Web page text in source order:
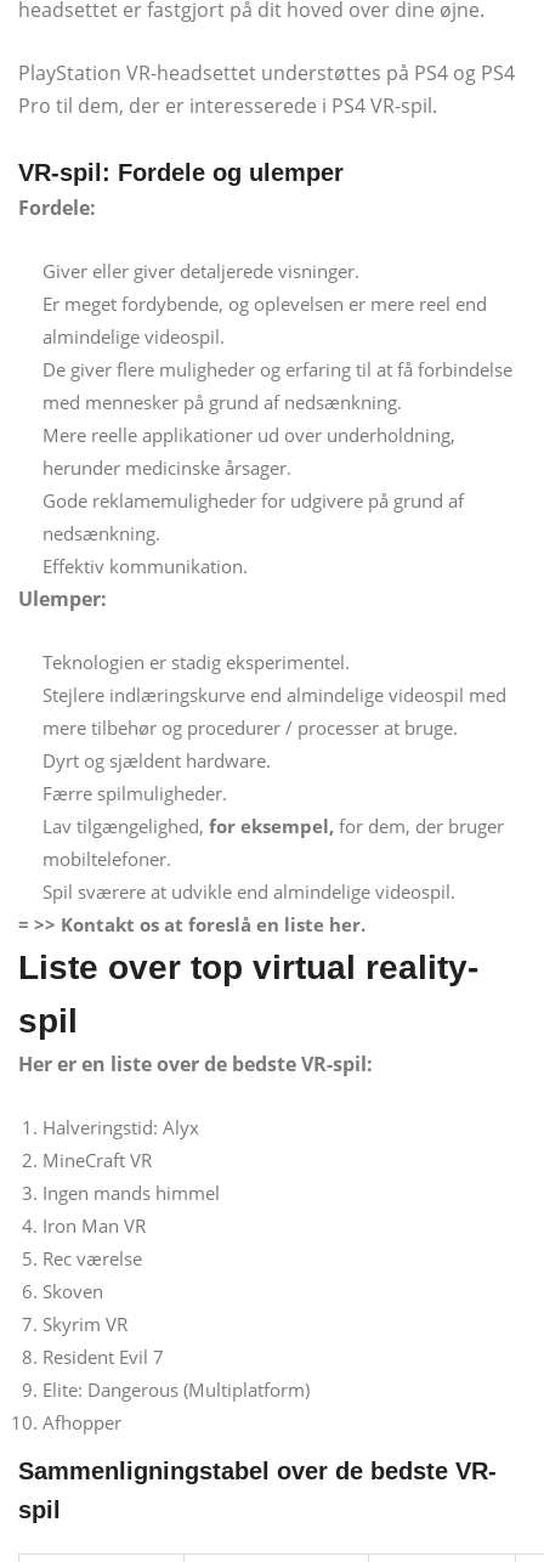
headsettet er fastgjort på dit hoved over dine øjne.
PlayStation VR-headsettet understøttes på PS4 og PS4
Pro til dem, der er interesserede i PS4 VR-spil.
VR-spil: Fordele og ulemper
Fordele:
Giver eller giver detaljerede visninger.
Er meget fordybende, og oplevelsen er mere reel end
almindelige videospil.
De giver flere muligheder og erfaring til at få forbindelse
med mennesker på grund af nedsænkning.
Mere reelle applikationer ud over underholdning,
herunder medicinske årsager.
Gode ​​reklamemuligheder for udgivere på grund af
nedsænkning.
Effektiv kommunikation.
Ulemper:
Teknologien er stadig eksperimentel.
Stejlere indlæringskurve end almindelige videospil med
mere tilbehør og procedurer / processer at bruge.
Dyrt og sjældent hardware.
Færre spilmuligheder.
Lav tilgængelighed, for eksempel, for dem, der bruger
mobiltelefoner.
Spil sværere at udvikle end almindelige videospil.
= >> Kontakt os at foreslå en liste her.
Liste over top virtual reality-
spil
Her er en liste over de bedste VR-spil:
Halveringstid: Alyx
MineCraft VR
Ingen mands himmel
Iron Man VR
Rec værelse
Skoven
Skyrim VR
Resident Evil 7
Elite: Dangerous (Multiplatform)
Afhopper
Sammenligningstabel over de bedste VR-
spil